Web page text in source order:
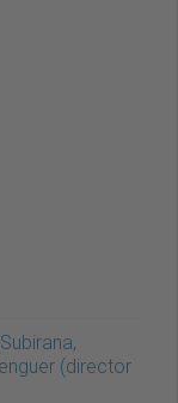
(director